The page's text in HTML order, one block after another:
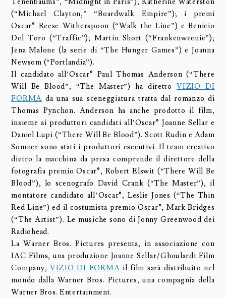
(“Michael Clayton,” “Boardwalk Empire”); i premi
Oscar® Reese Witherspoon (“Walk the Line”) e Benicio
Del Toro (“Traffic”); Martin Short (“Frankenweenie”);
Jena Malone (la serie di “The Hunger Games”) e Joanna
Newsom (“Portlandia”).
Il candidato all’Oscar® Paul Thomas Anderson (“There
Will Be Blood”, “The Master”) ha direttoVIZIO DI
FORMA da una sua sceneggiatura tratta dal romanzo di
Thomas Pynchon. Anderson ha anche prodotto il film,
insieme ai produttori candidati all’Oscar® Joanne Sellar e
Daniel Lupi (“There Will Be Blood”). Scott Rudin e Adam
Somner sono stati i produttori esecutivi. Il team creativo
dietro la macchina da presa comprende il direttore della
fotografia premio Oscar®, Robert Elswit (“There Will Be
Blood”), lo scenografo David Crank (“The Master”), il
montatore candidato all’Oscar®, Leslie Jones (“The Thin
Red Line”) ed il costumista premio Oscar®, Mark Bridges
(“The Artist”). Le musiche sono di Jonny Greenwood dei
Radiohead.
La Warner Bros. Pictures presenta, in associazione con
IAC Films, una produzione Joanne Sellar/Ghoulardi Film
Company,VIZIO DI FORMA il film sarà distribuito nel
mondo dalla Warner Bros. Pictures, una compagnia della
Warner Bros. Entertainment.